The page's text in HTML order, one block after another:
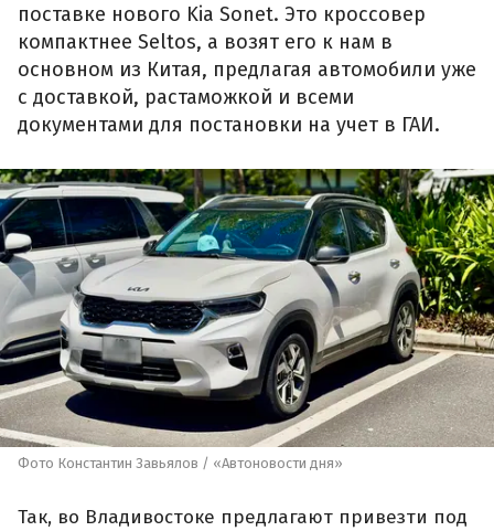
поставке нового Kia Sonet. Это кроссовер
компактнее Seltos, а возят его к нам в
основном из Китая, предлагая автомобили уже
с доставкой, растаможкой и всеми
документами для постановки на учет в ГАИ.
Фото Константин Завьялов / «Автоновости дня»
Так, во Владивостоке предлагают привезти под